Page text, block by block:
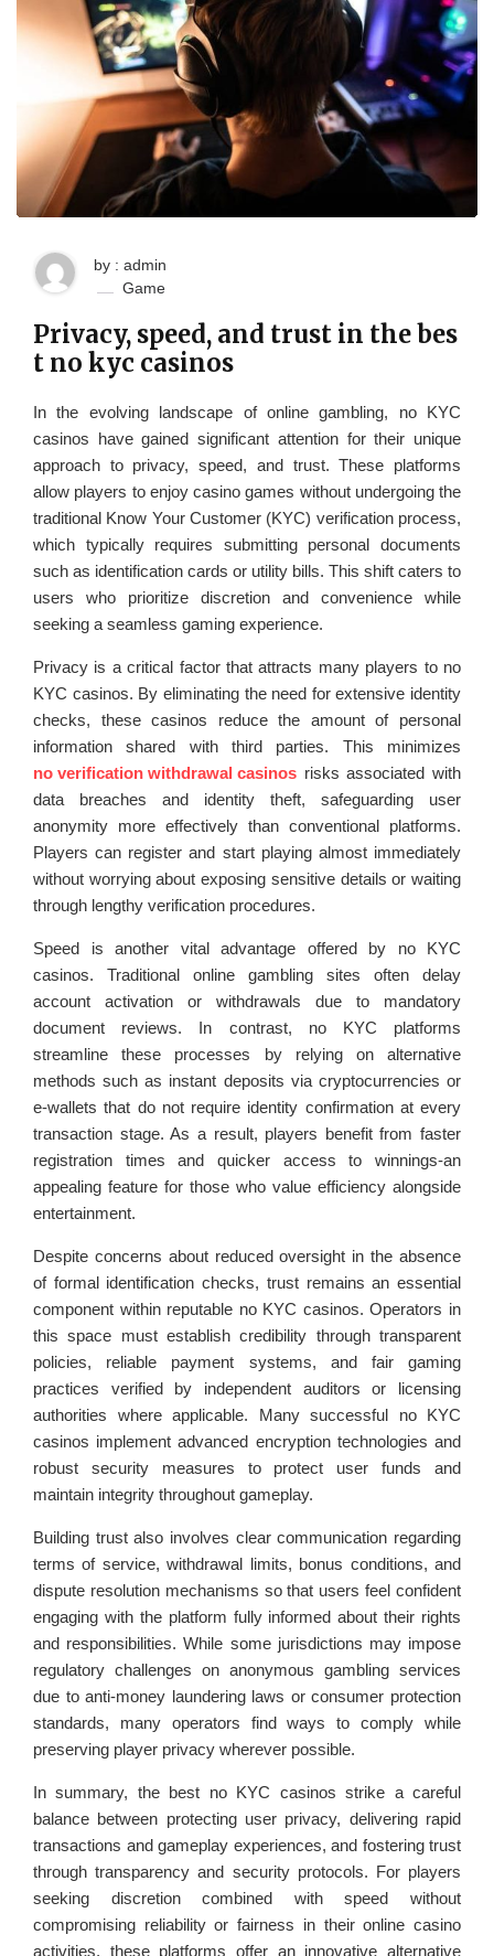
by : admin
Game
Privacy, speed, and trust in the bes
t no kyc casinos
In the evolving landscape of online gambling, no KYC
casinos have gained significant attention for their unique
approach to privacy, speed, and trust. These platforms
allow players to enjoy casino games without undergoing the
traditional Know Your Customer (KYC) verification process,
which typically requires submitting personal documents
such as identification cards or utility bills. This shift caters to
users who prioritize discretion and convenience while
seeking a seamless gaming experience.
Privacy is a critical factor that attracts many players to no
KYC casinos. By eliminating the need for extensive identity
checks, these casinos reduce the amount of personal
information shared with third parties. This minimizes
no verification withdrawal casinos risks associated with
data breaches and identity theft, safeguarding user
anonymity more effectively than conventional platforms.
Players can register and start playing almost immediately
without worrying about exposing sensitive details or waiting
through lengthy verification procedures.
Speed is another vital advantage offered by no KYC
casinos. Traditional online gambling sites often delay
account activation or withdrawals due to mandatory
document reviews. In contrast, no KYC platforms
streamline these processes by relying on alternative
methods such as instant deposits via cryptocurrencies or
e-wallets that do not require identity confirmation at every
transaction stage. As a result, players benefit from faster
registration times and quicker access to winnings-an
appealing feature for those who value efficiency alongside
entertainment.
Despite concerns about reduced oversight in the absence
of formal identification checks, trust remains an essential
component within reputable no KYC casinos. Operators in
this space must establish credibility through transparent
policies, reliable payment systems, and fair gaming
practices verified by independent auditors or licensing
authorities where applicable. Many successful no KYC
casinos implement advanced encryption technologies and
robust security measures to protect user funds and
maintain integrity throughout gameplay.
Building trust also involves clear communication regarding
terms of service, withdrawal limits, bonus conditions, and
dispute resolution mechanisms so that users feel confident
engaging with the platform fully informed about their rights
and responsibilities. While some jurisdictions may impose
regulatory challenges on anonymous gambling services
due to anti-money laundering laws or consumer protection
standards, many operators find ways to comply while
preserving player privacy wherever possible.
In summary, the best no KYC casinos strike a careful
balance between protecting user privacy, delivering rapid
transactions and gameplay experiences, and fostering trust
through transparency and security protocols. For players
seeking discretion combined with speed without
compromising reliability or fairness in their online casino
activities, these platforms offer an innovative alternative